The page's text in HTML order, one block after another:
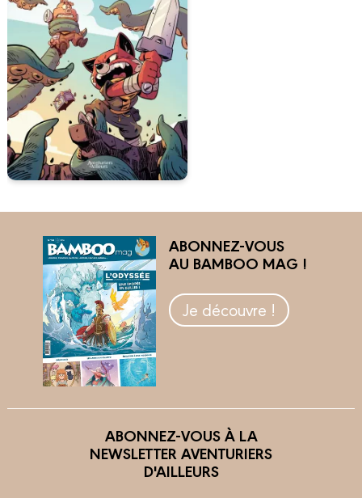
ABONNEZ-VOUS
AU BAMBOO MAG !
Je découvre !
ABONNEZ-VOUS À LA
NEWSLETTER AVENTURIERS
D'AILLEURS